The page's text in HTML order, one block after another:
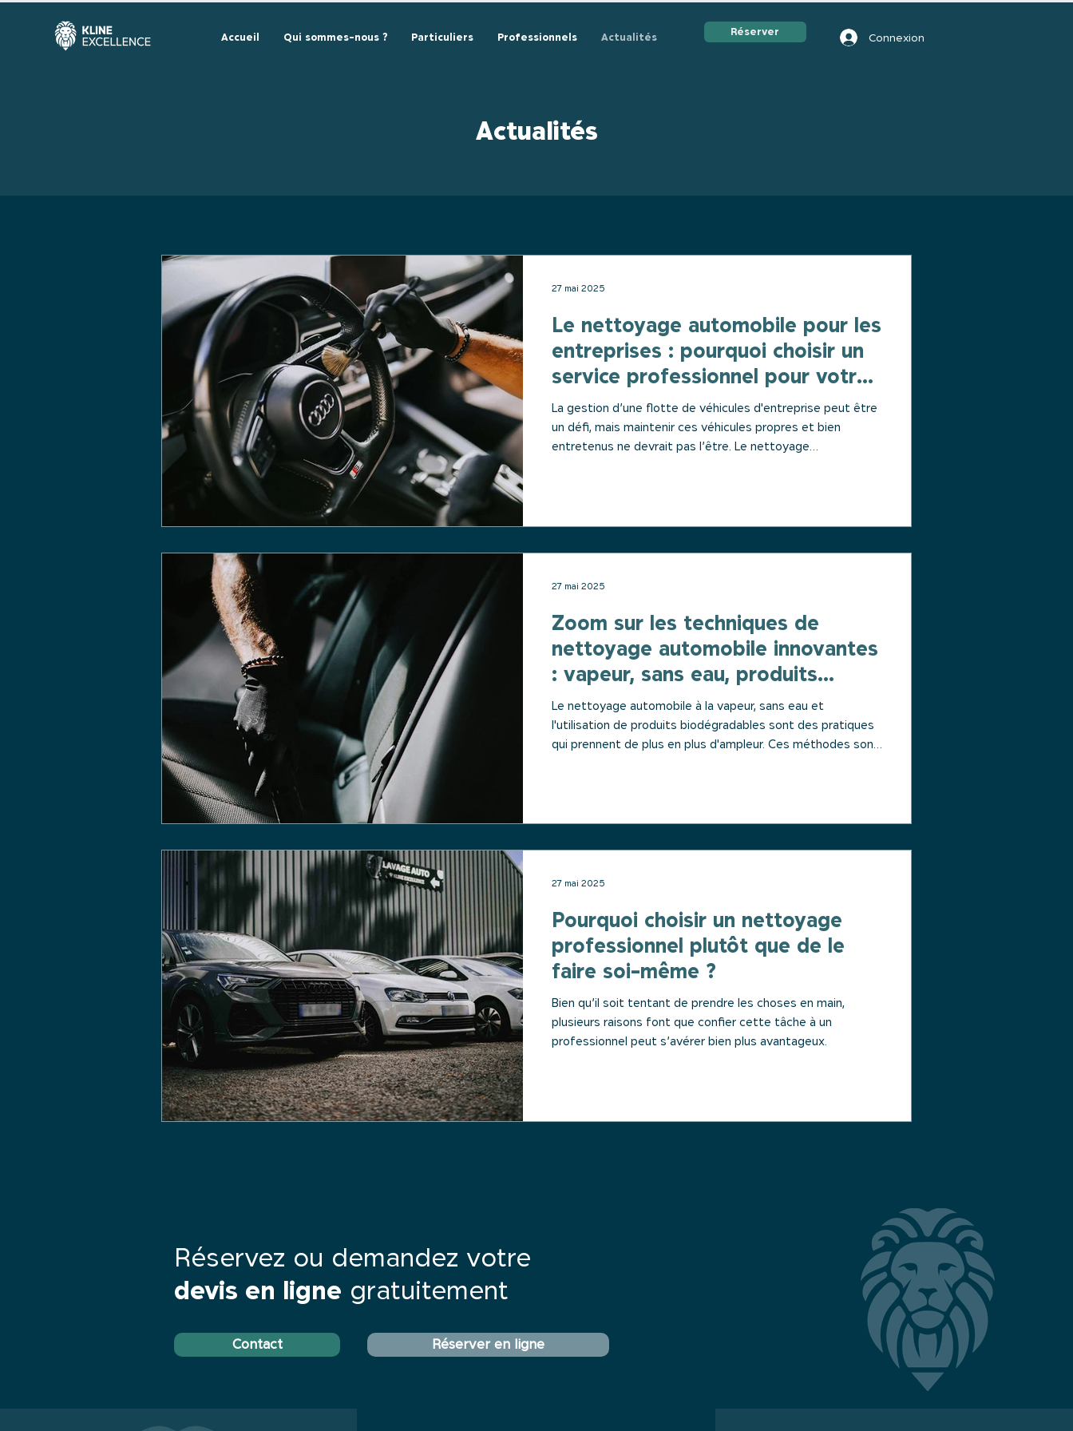
Accueil Qui sommes-nous ? Particuliers Professionnels Actualités Réserver Connexion
Actualités
Le nettoyage automobile pour les
entreprises : pourquoi choisir un
service professionnel pour votre
flotte
La gestion d’une flotte de véhicules d'entreprise peut être
un défi, mais maintenir ces véhicules propres et bien
entretenus ne devrait pas l’être. Le nettoyage
27 mai 2025
Zoom sur les techniques de
nettoyage automobile innovantes
: vapeur, sans eau, produits
biodégradables
Le nettoyage automobile à la vapeur, sans eau et
l'utilisation de produits biodégradables sont des pratiques
qui prennent de plus en plus d'ampleur. Ces méthodes sont
27 mai 2025
Pourquoi choisir un nettoyage
professionnel plutôt que de le
faire soi-même ?
Bien qu’il soit tentant de prendre les choses en main,
plusieurs raisons font que confier cette tâche à un
professionnel peut s’avérer bien plus avantageux.
27 mai 2025
Réservez ou demandez votre
devis en ligne gratuitement
Contact Réserver en ligne